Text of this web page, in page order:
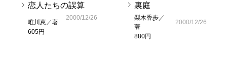
恋人たちの誤算
唯川恵／著
605円
2000/12/26
裏庭
梨木香歩／
著
880円
2000/12/26